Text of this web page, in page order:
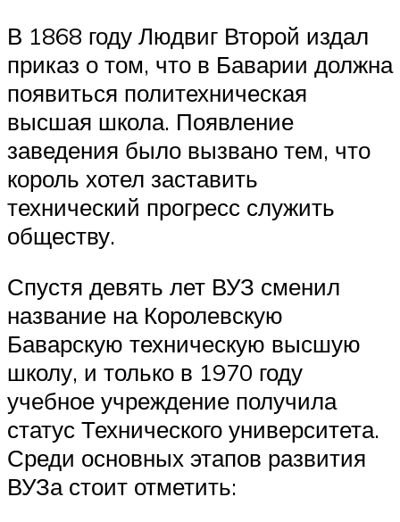
В 1868 году Людвиг Второй издал
приказ о том, что в Баварии должна
появиться политехническая
высшая школа. Появление
заведения было вызвано тем, что
король хотел заставить
технический прогресс служить
обществу.
Спустя девять лет ВУЗ сменил
название на Королевскую
Баварскую техническую высшую
школу, и только в 1970 году
учебное учреждение получила
статус Технического университета.
Среди основных этапов развития
ВУЗа стоит отметить: